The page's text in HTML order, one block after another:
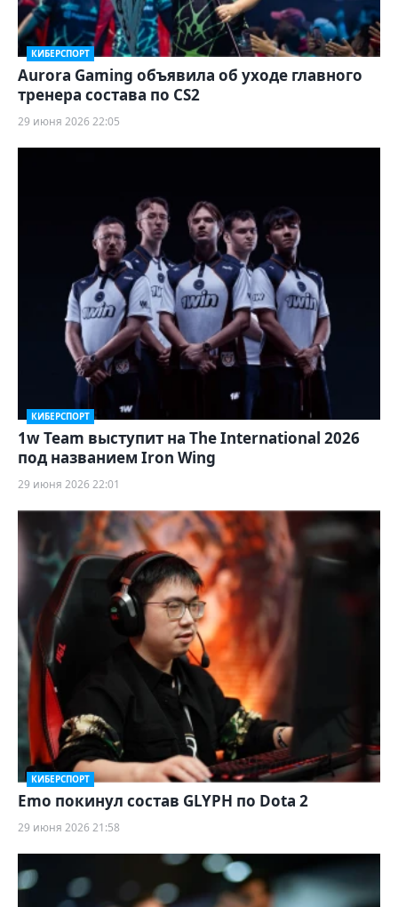
КИБЕРСПОРТ
Aurora Gaming объявила об уходе главного
тренера состава по CS2
29 июня 2026 22:05
КИБЕРСПОРТ
1w Team выступит на The International 2026
под названием Iron Wing
29 июня 2026 22:01
КИБЕРСПОРТ
Emo покинул состав GLYPH по Dota 2
29 июня 2026 21:58